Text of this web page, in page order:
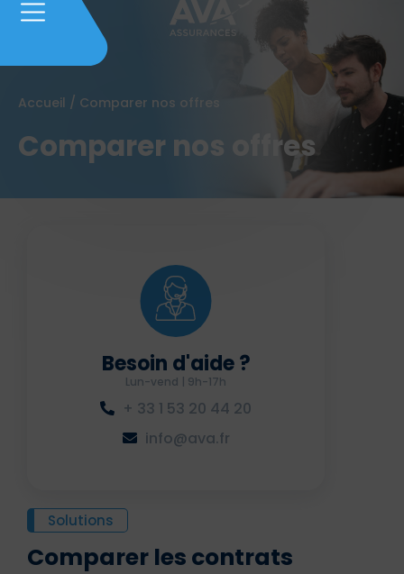
Accueil / Comparer nos offres
Comparer nos offres
Solutions
Comparer les contrats
Besoin d'aide ?
Lun-vend | 9h-17h
+ 33 1 53 20 44 20
info@ava.fr